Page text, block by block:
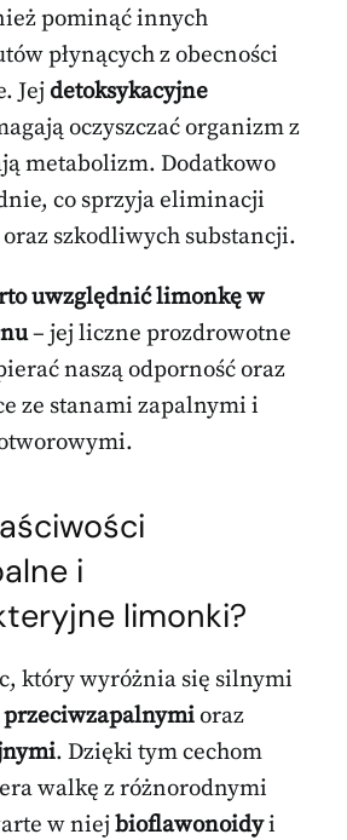
pominąć innych
płynących z obecności
Jejdetoksykacyjne
oczyszczać organizm z
metabolizm. Dodatkowo
co sprzyja eliminacji
szkodliwych substancji.
uwzględnić limonkę w
– jej liczne prozdrowotne
naszą odporność oraz
ze stanami zapalnymi i
i
limonki?
który wyróżnia się silnymi
przeciwzapalnymioraz
. Dzięki tym cechom
walkę z różnorodnymi
w niejbioflawonoidyi